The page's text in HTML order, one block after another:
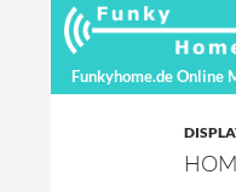
Funkyhome.de
Suchen
Funkyhome.de Online